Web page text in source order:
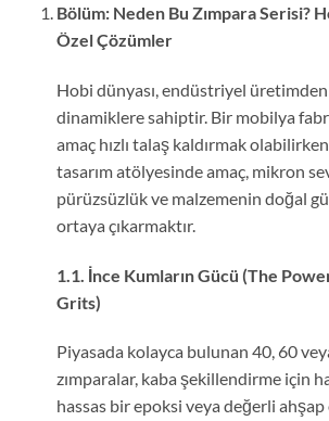
Bölüm: Neden Bu Zımpara Serisi?
Özel Çözümler
Hobi dünyası, endüstriyel üretimden
dinamiklere sahiptir. Bir mobilya
amaç hızlı talaş kaldırmak
tasarım atölyesinde amaç, mikron
pürüzsüzlük ve malzemenin doğal
ortaya çıkarmaktır.
1.1. İnce Kumların Gücü (The
Grits)
Piyasada kolayca bulunan 40, 60
zımparalar, kaba şekillendirme için
hassas bir epoksi veya değerli